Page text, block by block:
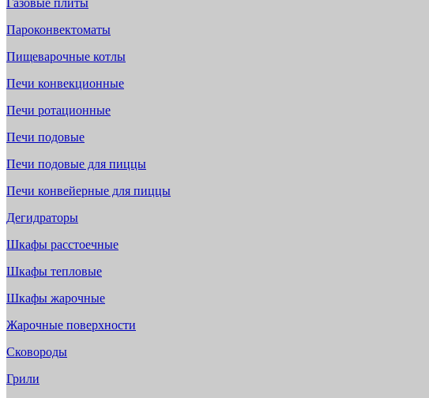
Газовые плиты
Пароконвектоматы
Пищеварочные котлы
Печи конвекционные
Печи ротационные
Печи подовые
Печи подовые для пиццы
Печи конвейерные для пиццы
Дегидраторы
Шкафы расстоечные
Шкафы тепловые
Шкафы жарочные
Жарочные поверхности
Сковороды
Грили